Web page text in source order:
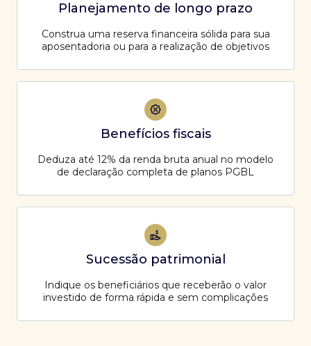
Planejamento de longo prazo
Construa uma reserva financeira sólida para sua
aposentadoria ou para a realização de objetivos
Benefícios fiscais
Deduza até 12% da renda bruta anual no modelo
de declaração completa de planos PGBL
Sucessão patrimonial
Indique os beneficiários que receberão o valor
investido de forma rápida e sem complicações